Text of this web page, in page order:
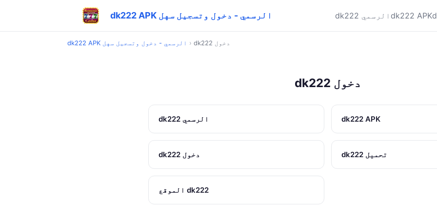
dk222 APK الرسمي - دخول وتسجيل سهل dk222 الرسمي dk222 APK
dk222 APK الرسمي - دخول وتسجيل سهل › dk222 دخول
dk222 دخول
dk222 الرسمي dk222 APK
dk222 دخول dk222 تحميل
الموقع dk222